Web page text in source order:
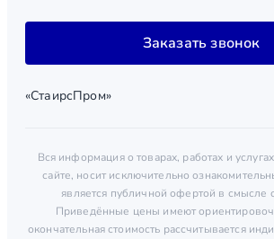
Заказать звонок
«СтаирсПром»
Вся информация о товарах, работах и
сайте, носит исключительно
является публичной офертой в смысле
Приведённые цены имеют
окончательная стоимость рассчитывается